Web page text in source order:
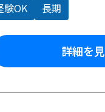
験OK 長期
詳細を